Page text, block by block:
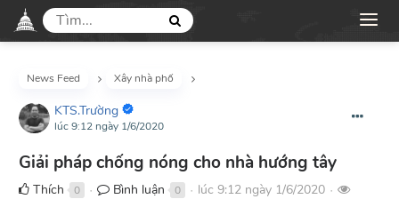
News Feed Xây nhà phố
KTS.Trường
lúc 9:12 ngày 1/6/2020
Giải pháp chống nóng cho nhà hướng tây
Thích 0 ● Bình luận 0 ● lúc 9:12 ngày 1/6/2020 ●